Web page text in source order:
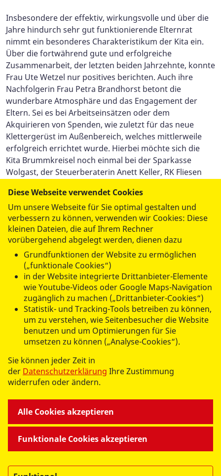
Insbesondere der effektiv, wirkungsvolle und über die
Jahre hindurch sehr gut funktionierende Elternrat
nimmt ein besonderes Charakteristikum der Kita ein.
Über die fortwährend gute und erfolgreiche
Zusammenarbeit, der letzten beiden Jahrzehnte, konnte
Frau Ute Wetzel nur positives berichten. Auch ihre
Nachfolgerin Frau Petra Brandhorst betont die
wunderbare Atmosphäre und das Engagement der
Eltern. Sei es bei Arbeitseinsätzen oder dem
Akquirieren von Spenden, wie zuletzt für das neue
Klettergerüst im Außenbereich, welches mittlerweile
erfolgreich errichtet wurde. Hierbei möchte sich die
Kita Brummkreisel noch einmal bei der Sparkasse
Wolgast, der Steuerberaterin Anett Keller, RK Fliesen
die finanziellen Mitteln bedanken.
datenschutzkonform mitShariff
RV VORPOMMERN-GREIFSWALD E.V.
LANDESWEITE PROJEKTE
Diese Webseite verwendet Cookies
Um unsere Webseite für Sie optimal gestalten und
verbessern zu können, verwenden wir Cookies: Diese
kleinen Dateien, die auf Ihrem Rechner
vorübergehend abgelegt werden, dienen dazu
Grundfunktionen der Website zu ermöglichen
(„funktionale Cookies“)
in der Website integrierte Drittanbieter-Elemente
wie Youtube-Videos oder Google Maps-Navigation
zugänglich zu machen („Drittanbieter-Cookies“)
Statistik- und Tracking-Tools betreiben zu können,
um zu verstehen, wie Seitenbesucher die Website
benutzen und um Optimierungen für Sie
umsetzen zu können („Analyse-Cookies“).
Sie können jeder Zeit in
der Datenschutzerklärung Ihre Zustimmung
widerrufen oder ändern.
Funktionale Cookies akzeptieren
Alle Cookies akzeptieren